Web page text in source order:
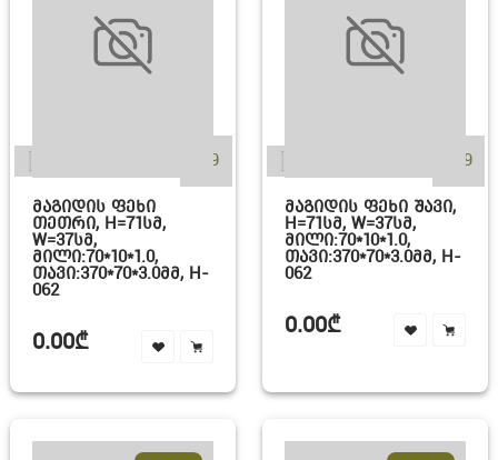
+19
ᲛᲐᲒᲘᲓᲘᲡ ᲤᲔᲮᲘ
ᲗᲔᲗᲠᲘ, H=71ᲡᲛ,
W=37ᲡᲛ,
ᲛᲘᲚᲘ:70*10*1.0,
ᲗᲐᲕᲘ:370*70*3.0ᲛᲛ, H-
062
0.00₾
+19
ᲛᲐᲒᲘᲓᲘᲡ ᲤᲔᲮᲘ ᲨᲐᲕᲘ,
H=71ᲡᲛ, W=37ᲡᲛ,
ᲛᲘᲚᲘ:70*10*1.0,
ᲗᲐᲕᲘ:370*70*3.0ᲛᲛ, H-
062
0.00₾